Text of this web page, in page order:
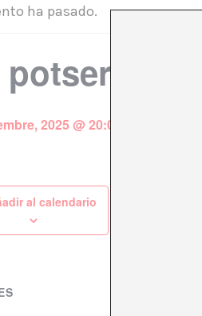
ha pasado.
com
2025 @ 20:00
al calendario